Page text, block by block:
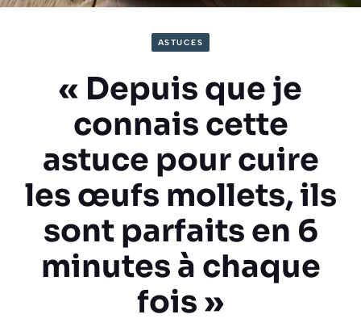
ASTUCES
« Depuis que je
connais cette
astuce pour cuire
les œufs mollets, ils
sont parfaits en 6
minutes à chaque
fois »